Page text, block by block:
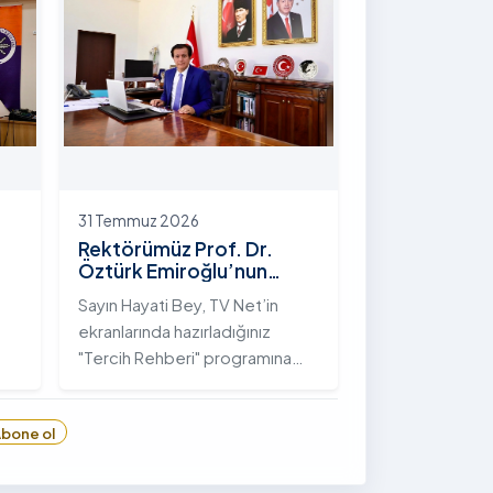
hayata geçirilen "İstifli Taş
Tahkimatı" projesi titizlikle
tamamlandı.
31 Temmuz 2026
Rektörümüz Prof. Dr.
Öztürk Emiroğlu’nun
"Tercih Rehberi"
Programındaki Röportajı
Sayın Hayati Bey, TV Net’in
ekranlarında hazırladığınız
"Tercih Rehberi" programına
ol